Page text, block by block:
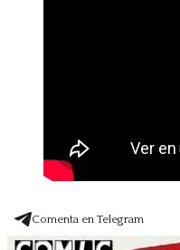
Comenta en Telegram